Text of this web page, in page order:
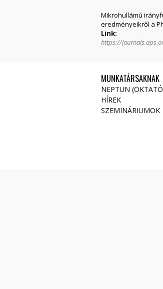
Mikrohullámú
eredményeikről a
Link:
https://
MUNKATÁRSAKNAK
NEPTUN
HÍREK
SZEMINÁRIUMOK